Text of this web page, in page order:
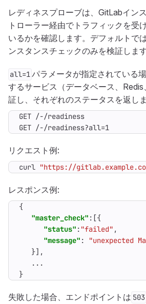
レディネスプローブは、GitLabイン
トローラー経由でトラフィックを受
いるかを確認します。デフォルトで
ンスタンスチェックのみを検証します
all=1パラメータが指定されている
するサービス（データベース、
証し、それぞれのステータスを返しま
GET /-/readiness?all=1
リクエスト例:
curl "https://
レスポンス例:
{
"master_check" :[{
"status" : "failed" ,
"message" :
"unexpected
}],
...
}
失敗した場合、エンドポイントは 503